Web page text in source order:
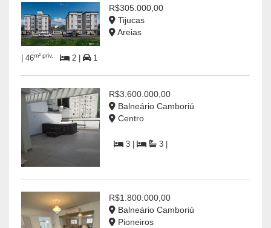
R$305.000,00
Tijucas
Areias
| 46m² priv. 2 | 1
R$3.600.000,00
Balneário Camboriú
Centro
3 | 3 |
R$1.800.000,00
Balneário Camboriú
Pioneiros